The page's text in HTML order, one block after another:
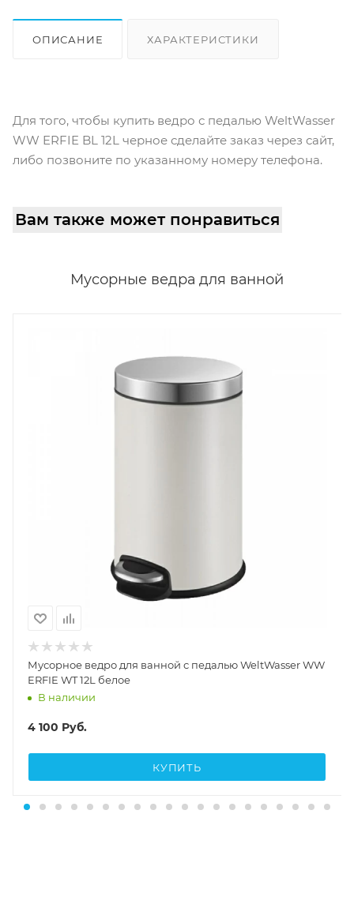
ОПИСАНИЕ ХАРАКТЕРИСТИКИ
Для того, чтобы купить ведро с педалью WeltWasser
WW ERFIE BL 12L черное сделайте заказ через сайт,
либо позвоните по указанному номеру телефона.
Вам также может понравиться
Мусорные ведра для ванной
Мусорное ведро для ванной с педалью WeltWasser WW
ERFIE WT 12L белое
В наличии
4 100 Руб.
КУПИТЬ